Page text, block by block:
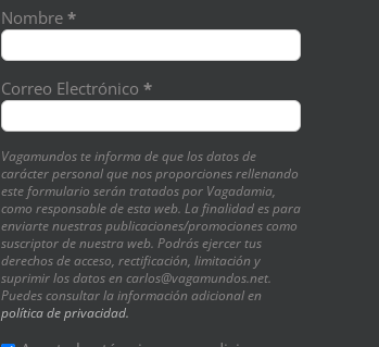
Nombre *
Correo Electrónico *
Vagamundos te informa de que los datos de
carácter personal que nos proporciones rellenando
este formulario serán tratados por Vagadamia,
como responsable de esta web. La finalidad es para
enviarte nuestras publicaciones/promociones como
suscriptor de nuestra web. Podrás ejercer tus
derechos de acceso, rectificación, limitación y
suprimir los datos en carlos@vagamundos.net.
Puedes consultar la información adicional en
política de privacidad.